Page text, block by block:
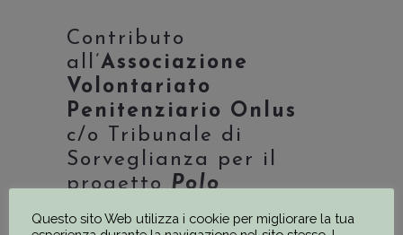
Contributo
all’Associazione
Volontariato
Penitenziario Onlus
c/o Tribunale di
Sorveglianza per il
progettoPolo
Universitario
Questo sito Web utilizza i cookie per migliorare la tua